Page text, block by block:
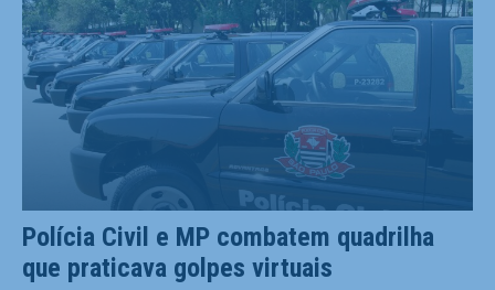
Polícia Civil e MP combatem quadrilha
que praticava golpes virtuais